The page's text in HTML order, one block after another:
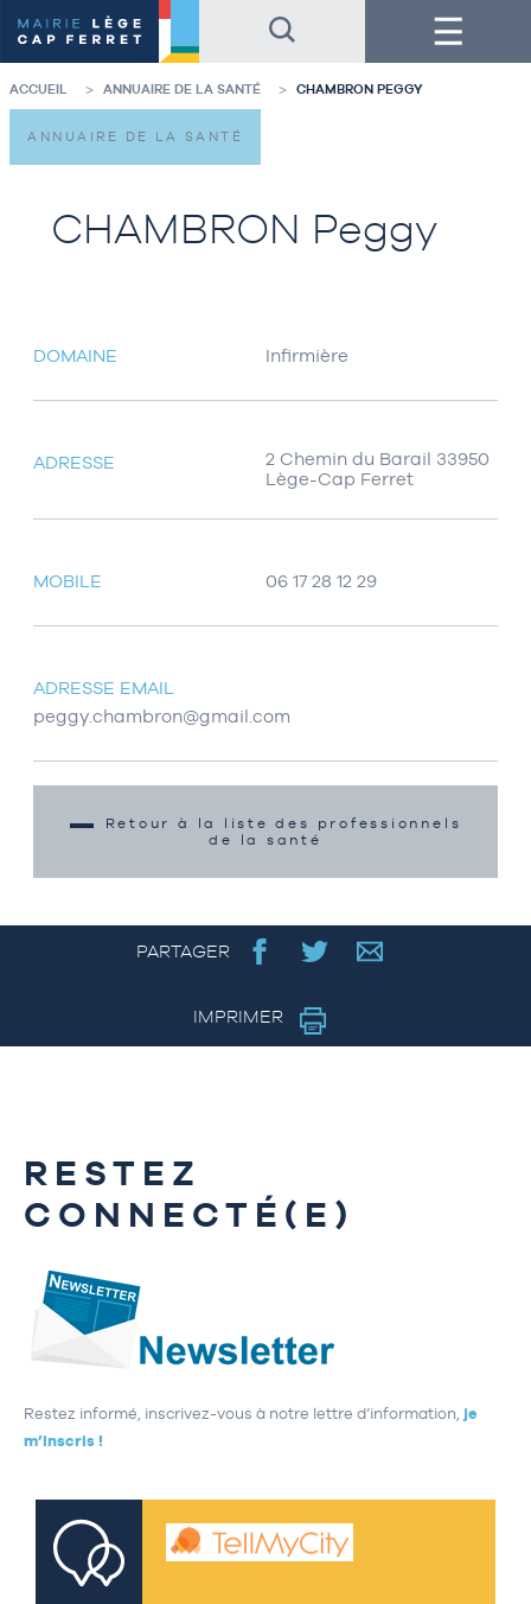
au
contenu
de
la
page
au
pied
de
page
Menu
ACCUEIL ANNUAIRE DE LA SANTÉ CHAMBRON PEGGY
CHAMBRON Peggy
ANNUAIRE DE LA SANTÉ
DOMAINE Infirmière
ADRESSE
2 Chemin du Barail 33950
Lège-Cap Ferret
MOBILE 06 17 28 12 29
ADRESSE EMAIL
peggy.chambron@gmail.com
Retour à la liste des professionnels
de la santé
PARTAGER
IMPRIMER
RESTEZ
CONNECTÉ(E)
Restez informé, inscrivez-vous à notre lettre d’information, je
m’inscris !